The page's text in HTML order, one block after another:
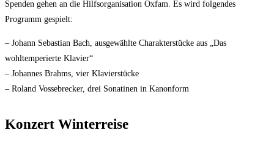
Spenden gehen an die Hilfsorganisation Oxfam. Es wird folgendes
Programm gespielt:
– Johann Sebastian Bach, ausgewählte Charakterstücke aus „Das
wohltemperierte Klavier“
– Johannes Brahms, vier Klavierstücke
– Roland Vossebrecker, drei Sonatinen in Kanonform
Konzert Winterreise